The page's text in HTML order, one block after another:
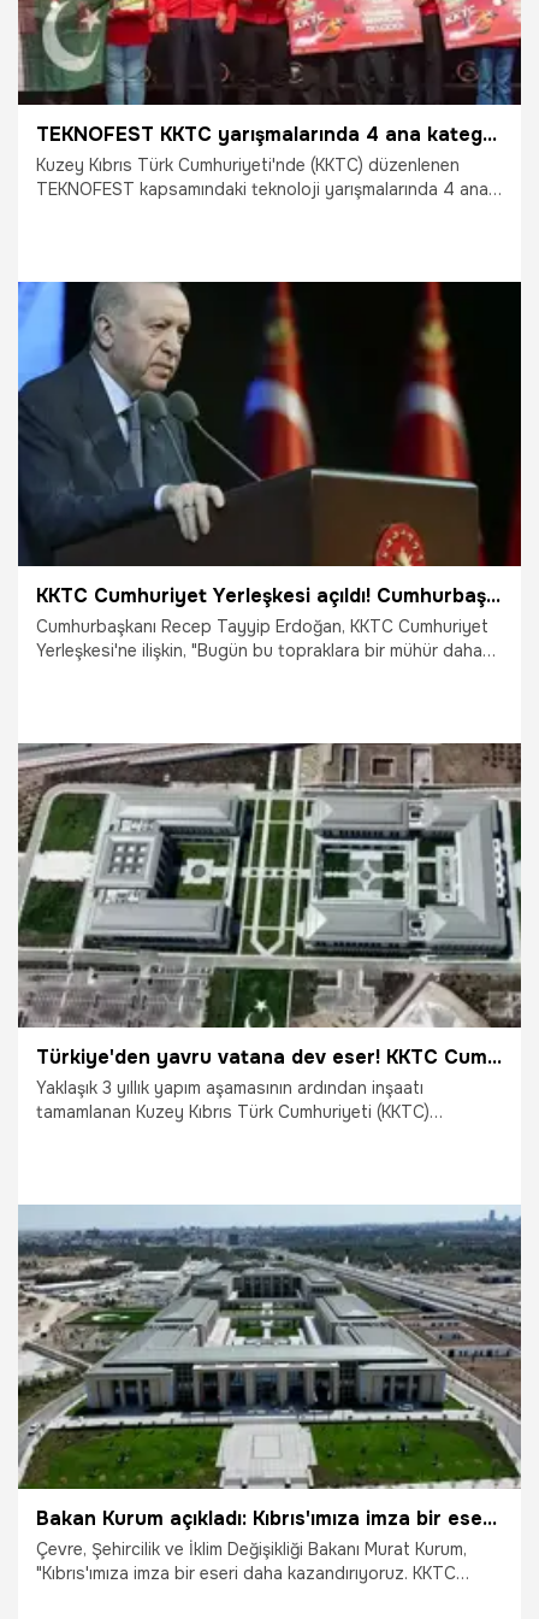
TEKNOFEST KKTC yarışmalarında 4 ana kategoride birinciler belli oldu
Kuzey Kıbrıs Türk Cumhuriyeti'nde (KKTC) düzenlenen
TEKNOFEST kapsamındaki teknoloji yarışmalarında 4 ana
3.05.2025 Gündem
KKTC Cumhuriyet Yerleşkesi açıldı! Cumhurbaşkanı Erdoğan: Bu topraklara bir mühür daha vuruyoruz
Cumhurbaşkanı Recep Tayyip Erdoğan, KKTC Cumhuriyet
Yerleşkesi'ne ilişkin, "Bugün bu topraklara bir mühür daha
3.05.2025 Gündem
Türkiye'den yavru vatana dev eser! KKTC Cumhurbaşkanlığı Külliyesi açılıyor
Yaklaşık 3 yıllık yapım aşamasının ardından inşaatı
tamamlanan Kuzey Kıbrıs Türk Cumhuriyeti (KKTC)
3.05.2025 Gündem
Bakan Kurum açıkladı: Kıbrıs'ımıza imza bir eseri daha kazandırıyoruz
Çevre, Şehircilik ve İklim Değişikliği Bakanı Murat Kurum,
"Kıbrıs'ımıza imza bir eseri daha kazandırıyoruz. KKTC